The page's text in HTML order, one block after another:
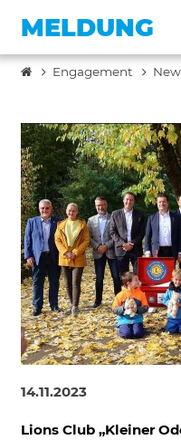
MELDUNG
Engagement
14.11.2023
Lions Club „Kleiner